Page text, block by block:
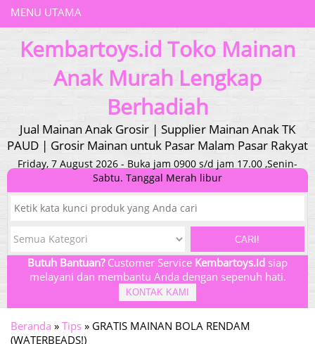
MENU UTAMA
Kembartoys.id Toko Mainan
Anak Murah Lengkap
Berhadiah
Jual Mainan Anak Grosir | Supplier Mainan Anak TK
PAUD | Grosir Mainan untuk Pasar Malam Pasar Rakyat
Friday, 7 August 2026 - Buka jam 0900 s/d jam 17.00 ,Senin-
Sabtu. Tanggal Merah libur
CARI!
Butuh Bantuan?Customer Service Kembartoys.id siap
melayani dan membantu Anda dengan sepenuh hati.
KONTAK KAMI
Beranda » Tips » GRATIS MAINAN BOLA RENDAM
(WATERBEADS!)